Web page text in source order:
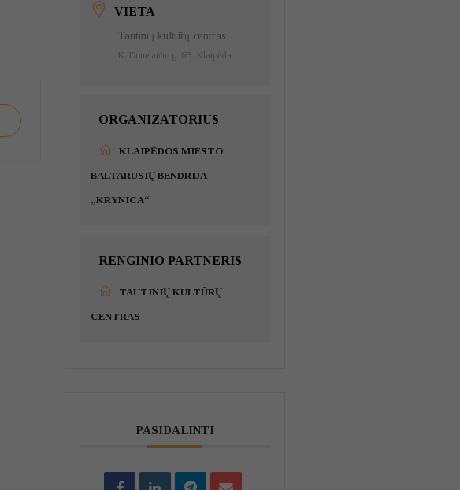
VIETA
Tautinių kultūrų centras
K. Donelaičio g. 6B, Klaipėda
ORGANIZATORIUS
KLAIPĖDOS MIESTO
BALTARUSIŲ BENDRIJA
„KRYNICA“
RENGINIO PARTNERIS
TAUTINIŲ KULTŪRŲ
CENTRAS
PASIDALINTI